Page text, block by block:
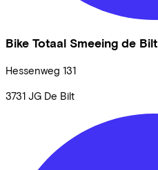
Bike Totaal Smeeing de Bilt
Hessenweg 131
3731 JG De Bilt